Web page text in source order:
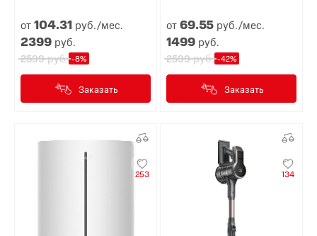
от104.31 руб./мес.
2399 руб.
2599руб. -8%
Заказать
от69.55 руб./мес.
1499 руб.
2599руб. -42%
Заказать
253 134